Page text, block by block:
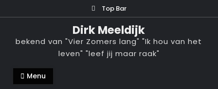
naar
inhoud
Top Bar
Dirk Meeldijk
bekend van "Vier Zomers lang" "Ik hou van het
leven" "leef jij maar raak"
Menu